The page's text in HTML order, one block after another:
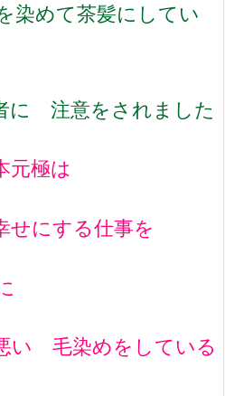
めて茶髪にしてい
に 注意をされました
元極は
せにする仕事を
い 毛染めをしている